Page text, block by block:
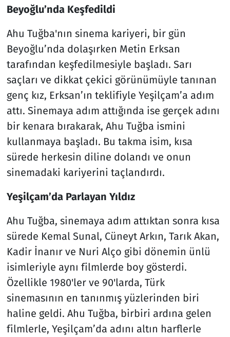
Beyoğlu’nda Keşfedildi
Ahu Tuğba'nın sinema kariyeri, bir gün
Beyoğlu’nda dolaşırken Metin Erksan
tarafından keşfedilmesiyle başladı. Sarı
saçları ve dikkat çekici görünümüyle tanınan
genç kız, Erksan’ın teklifiyle Yeşilçam’a adım
attı. Sinemaya adım attığında ise gerçek adını
bir kenara bırakarak, Ahu Tuğba ismini
kullanmaya başladı. Bu takma isim, kısa
sürede herkesin diline dolandı ve onun
sinemadaki kariyerini taçlandırdı.
Yeşilçam’da Parlayan Yıldız
Ahu Tuğba, sinemaya adım attıktan sonra kısa
sürede Kemal Sunal, Cüneyt Arkın, Tarık Akan,
Kadir İnanır ve Nuri Alço gibi dönemin ünlü
isimleriyle aynı filmlerde boy gösterdi.
Özellikle 1980'ler ve 90'larda, Türk
sinemasının en tanınmış yüzlerinden biri
haline geldi. Ahu Tuğba, birbiri ardına gelen
filmlerle, Yeşilçam’da adını altın harflerle